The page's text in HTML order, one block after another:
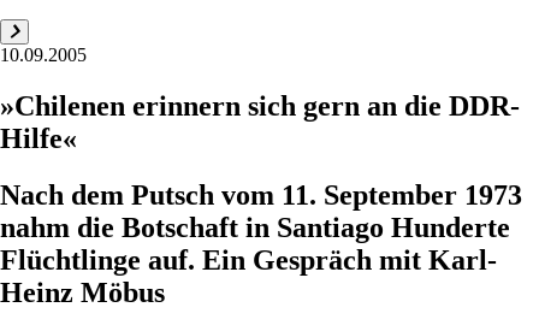
10.09.2005
»Chilenen erinnern sich gern an die DDR-
Hilfe«
Nach dem Putsch vom 11. September 1973
nahm die Botschaft in Santiago Hunderte
Flüchtlinge auf. Ein Gespräch mit Karl-
Heinz Möbus